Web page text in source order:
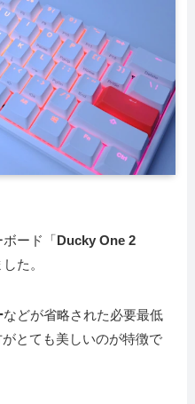
ード「Ducky One 2
た。
などが省略された必要最低
とても美しいのが特徴で